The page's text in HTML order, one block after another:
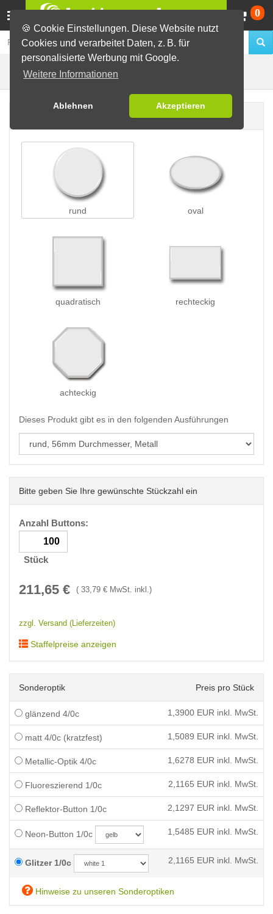
🍪 Cookie Einstellungen. Diese Website nutzt
Cookies und verarbeitet Daten, z. B. für
personalisierte Werbung mit Google.
Weitere Informationen
Ablehnen Akzeptieren
0
Buttons erstellen Flaschenöffnerbuttons
rund oval
quadratisch rechteckig
achteckig
Dieses Produkt gibt es in den folgenden Ausführungen
Bitte geben Sie Ihre gewünschte Stückzahl ein
Anzahl Buttons:
Stück
211,65 € ( 33,79 € MwSt. inkl.)
zzgl. Versand (Lieferzeiten)
Staffelpreise anzeigen
Sonderoptik Preis pro Stück
glänzend 4/0c 1,3900 EUR inkl. MwSt.
matt 4/0c (kratzfest) 1,5089 EUR inkl. MwSt.
Metallic-Optik 4/0c 1,6278 EUR inkl. MwSt.
Fluoreszierend 1/0c 2,1165 EUR inkl. MwSt.
Reflektor-Button 1/0c 2,1297 EUR inkl. MwSt.
Neon-Button 1/0c 1,5485 EUR inkl. MwSt.
Glitzer 1/0c 2,1165 EUR inkl. MwSt.
Hinweise zu unseren Sonderoptiken